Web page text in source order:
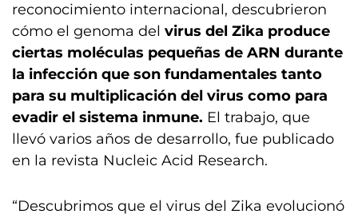
reconocimiento internacional, descubrieron
cómo el genoma del virus del Zika produce
ciertas moléculas pequeñas de ARN durante
la infección que son fundamentales tanto
para su multiplicación del virus como para
evadir el sistema inmune. El trabajo, que
llevó varios años de desarrollo, fue publicado
en la revista Nucleic Acid Research.
“Descubrimos que el virus del Zika evolucionó